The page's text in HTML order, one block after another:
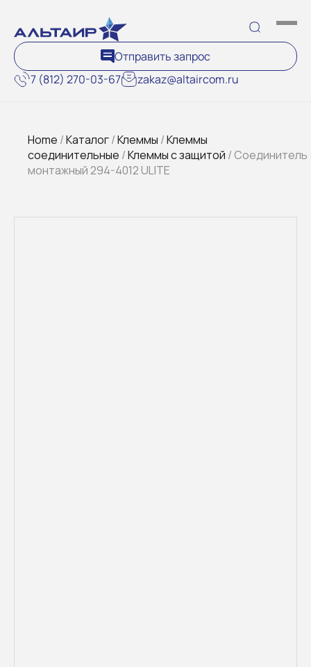
7 (812) 270-03-67 zakaz@altaircom.ru
Отправить запрос
Home /Каталог/Клеммы /Клеммы
соединительные /Клеммы с защитой / Соединитель
монтажный 294-4012 ULITE